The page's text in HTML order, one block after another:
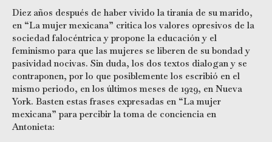
Diez años después de haber vivido la tiranía de su marido,
en “La mujer mexicana” critica los valores opresivos de la
sociedad falocéntrica y propone la educación y el
feminismo para que las mujeres se liberen de su bondad y
pasividad nocivas. Sin duda, los dos textos dialogan y se
contraponen, por lo que posiblemente los escribió en el
mismo periodo, en los últimos meses de 1929, en Nueva
York. Basten estas frases expresadas en “La mujer
mexicana” para percibir la toma de conciencia en
Antonieta: